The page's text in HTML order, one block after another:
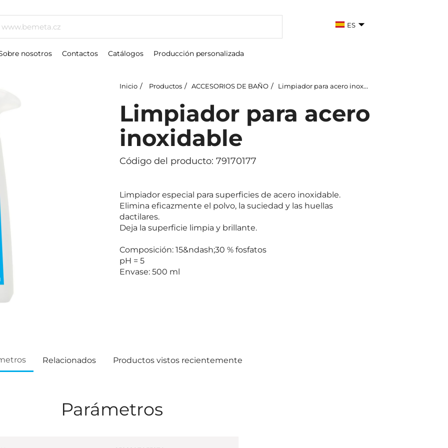
nosotros Contactos Catálogos Producción personalizada
ES
Inicio Productos ACCESORIOS DE BAÑO Limpiador para acero inoxidable
Limpiador para acero
inoxidable
Código del producto: 79170177
Limpiador especial para superficies de acero inoxidable.
Elimina eficazmente el polvo, la suciedad y las huellas
dactilares.
Deja la superficie limpia y brillante.
Composición: 15&ndash;30 % fosfatos
pH = 5
Envase: 500 ml
Relacionados Productos vistos recientemente
Parámetros